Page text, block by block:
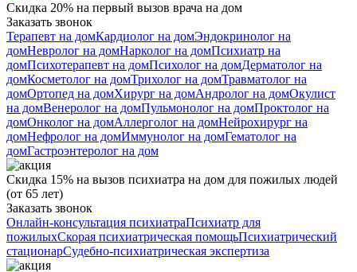
Скидка 20% на первый вызов врача на дом
Заказать звонок
Терапевт на домКардиолог на домЭндокринолог на
домНевролог на домНарколог на домПсихиатр на
домПсихотерапевт на домПсихолог на домДерматолог на
домКосметолог на домТрихолог на домТравматолог на
домОртопед на домХирург на домАндролог на домОкулист
на домВенеролог на домПульмонолог на домПроктолог на
домОнколог на домАллерголог на домНейрохирург на
домНефролог на домИммунолог на домГематолог на
домГастроэнтеролог на дом
Скидка 15% на вызов психиатра на дом для пожилых людей
(от 65 лет)
Заказать звонок
Онлайн-консультация психиатраПсихиатр для
пожилыхСкорая психиатрическая помощьПсихиатрический
стационарСудебно-психиатрическая экспертиза